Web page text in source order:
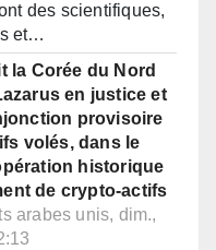
des scientifiques,
et…
la Corée du Nord
en justice et
provisoire
volés, dans le
historique
de crypto-actifs
arabes unis, dim.,